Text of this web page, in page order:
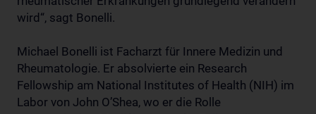
wird“, sagt Bonelli.
Michael Bonelli ist Facharzt für Innere Medizin und
Rheumatologie. Er absolvierte ein Research
Fellowship am National Institutes of Health (NIH) im
Labor von John O’Shea, wo er die Rolle